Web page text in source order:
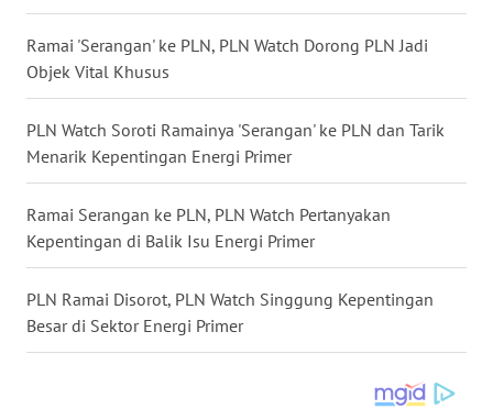
Ramai 'Serangan' ke PLN, PLN Watch Dorong PLN Jadi
Objek Vital Khusus
PLN Watch Soroti Ramainya 'Serangan' ke PLN dan Tarik
Menarik Kepentingan Energi Primer
Ramai Serangan ke PLN, PLN Watch Pertanyakan
Kepentingan di Balik Isu Energi Primer
PLN Ramai Disorot, PLN Watch Singgung Kepentingan
Besar di Sektor Energi Primer
WN
GORONTALO
WN
SULUT
MALUKU
MALUT